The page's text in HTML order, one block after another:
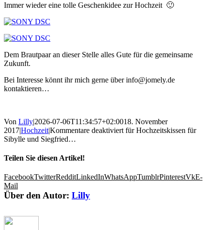
Immer wieder eine tolle Geschenkidee zur Hochzeit 🙂
Dem Brautpaar an dieser Stelle alles Gute für die gemeinsame
Zukunft.
Bei Interesse könnt ihr mich gerne über info@jomely.de
kontaktieren…
Von Lilly|2026-07-06T11:34:57+02:0018. November
2017|Hochzeit|Kommentare deaktiviert für Hochzeitskissen für
Sibylle und Siegfried…
Teilen Sie diesen Artikel!
FacebookTwitterRedditLinkedInWhatsAppTumblrPinterestVkE-
Mail
Über den Autor: Lilly